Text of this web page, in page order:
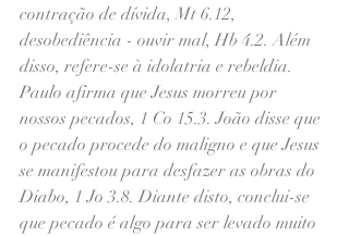
contração de dívida, Mt 6.12,
desobediência - ouvir mal, Hb 4.2. Além
disso, refere-se à idolatria e rebeldia.
Paulo afirma que Jesus morreu por
nossos pecados, 1 Co 15.3. João disse que
o pecado procede do maligno e que Jesus
se manifestou para desfazer as obras do
Diabo, 1 Jo 3.8. Diante disto, conclui-se
que pecado é algo para ser levado muito